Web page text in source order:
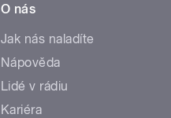
O nás
Jak nás naladíte
Nápověda
Lidé v rádiu
Kariéra